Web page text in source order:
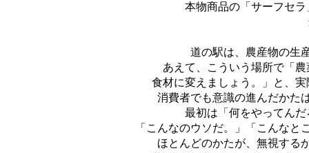
本物商品の「サーフセ
道の駅は、農産物の生
あえて、こういう場所で「
食材に変えましょう。」と、
消費者でも意識の進んだかた
最初は「何をやってん
「こんなのウソだ。」「こんな
ほとんどのかたが、無視する